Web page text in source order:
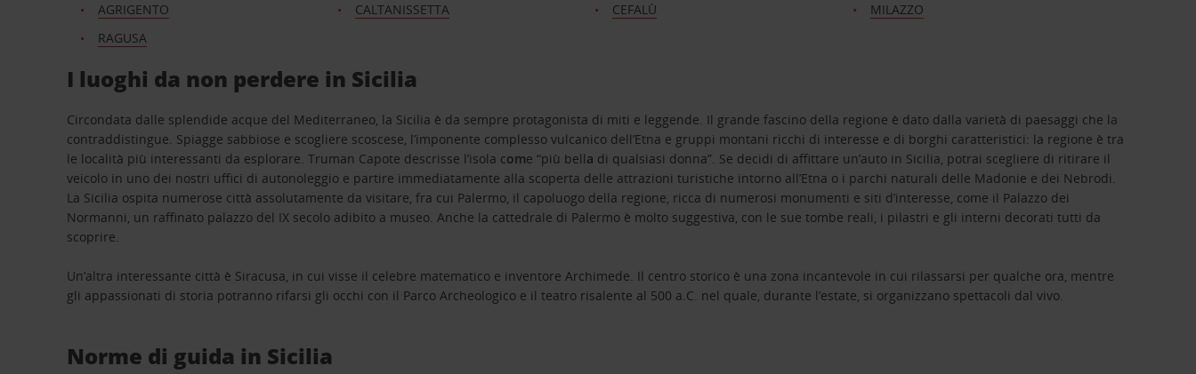
AGRIGENTO CALTANISSETTA CEFALÙ
MILAZZO
RAGUSA
I luoghi da non perdere in Sicilia
Circondata dalle splendide acque del Mediterraneo, la Sicilia è da sempre protagonista di miti e leggende. Il grande fascino della regione è dato dalla varietà di paesaggi che la
contraddistingue. Spiagge sabbiose e scogliere scoscese, l’imponente complesso vulcanico dell’Etna e gruppi montani ricchi di interesse e di borghi caratteristici: la regione è tra
le località più interessanti da esplorare. Truman Capote descrisse l’isola come “più bella di qualsiasi donna”. Se decidi di affittare un’auto in Sicilia, potrai scegliere di ritirare il
veicolo in uno dei nostri uffici di autonoleggio e partire immediatamente alla scoperta delle attrazioni turistiche intorno all’Etna o i parchi naturali delle Madonie e dei Nebrodi.
La Sicilia ospita numerose città assolutamente da visitare, fra cui Palermo, il capoluogo della regione, ricca di numerosi monumenti e siti d’interesse, come il Palazzo dei
Normanni, un raffinato palazzo del IX secolo adibito a museo. Anche la cattedrale di Palermo è molto suggestiva, con le sue tombe reali, i pilastri e gli interni decorati tutti da
scoprire.
Un’altra interessante città è Siracusa, in cui visse il celebre matematico e inventore Archimede. Il centro storico è una zona incantevole in cui rilassarsi per qualche ora, mentre
gli appassionati di storia potranno rifarsi gli occhi con il Parco Archeologico e il teatro risalente al 500 a.C. nel quale, durante l’estate, si organizzano spettacoli dal vivo.
Norme di guida in Sicilia